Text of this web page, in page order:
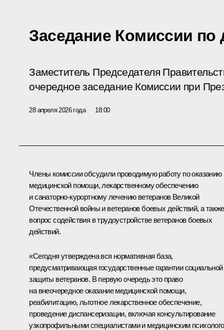
Заседание Комиссии по
Заместитель Председателя
очередное заседание Комиссии при
28 апреля 2026 года 18:00
Члены комиссии обсудили проводимую работу по оказанию
медицинской помощи, лекарственному обеспечению
и санаторно-курортному лечению ветеранов Великой
Отечественной войны и ветеранов боевых действий, а также
вопрос содействия в трудоустройстве ветеранов боевых
действий.
«Сегодня утверждена вся нормативная база,
предусматривающая государственные гарантии социальной
защиты ветеранов. В первую очередь это право
на внеочередное оказание медицинской помощи,
реабилитацию, льготное лекарственное обеспечение,
проведение диспансеризации, включая консультирование
узкопрофильными специалистами и медицинским